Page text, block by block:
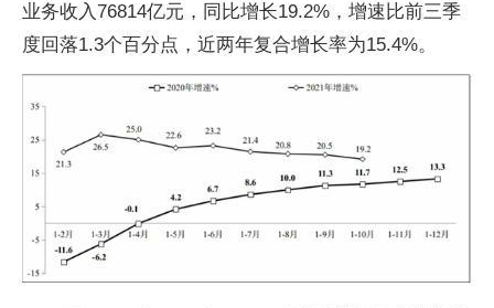
业务收入76814亿元，同比增长19.2%，增速比前三季
度回落1.3个百分点，近两年复合增长率为15.4%。